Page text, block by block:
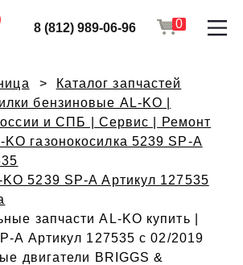
8 (812) 989-06-96 0
Каталог запчастей
бензиновые AL-KO |
и СПБ | Сервис | Ремонт
газонокосилка 5239 SP-A
5239 SP-A Артикул 127535
запчасти AL-KO купить |
A Артикул 127535 с 02/2019
двигатели BRIGGS &